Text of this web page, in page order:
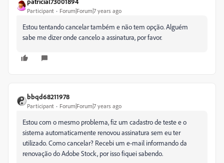
Participant Forum|Forum|7 years ago
Estou tentando cancelar também e não tem opção. Alguém
sabe me dizer onde cancelo a assinatura, por favor.
bbqd68211978
Participant Forum|Forum|7 years ago
Estou com o mesmo problema, fiz um cadastro de teste e o
sistema automaticamente renovou assinatura sem eu ter
utilizado. Como cancelar? Recebi um e-mail informando da
renovação do Adobe Stock, por isso fiquei sabendo.